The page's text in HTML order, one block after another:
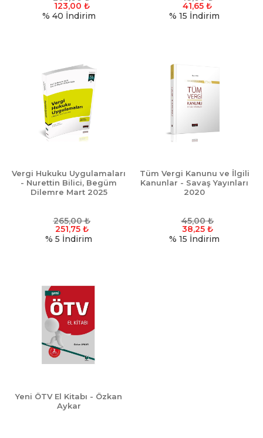
123,00 ₺
% 40 İndirim
41,65 ₺
% 15 İndirim
Vergi Hukuku Uygulamaları
- Nurettin Bilici, Begüm
Dilemre Mart 2025
265,00₺
251,75₺
% 5 İndirim
Tüm Vergi Kanunu ve İlgili
Kanunlar - Savaş Yayınları
2020
45,00₺
38,25₺
% 15 İndirim
Yeni ÖTV El Kitabı - Özkan
Aykar